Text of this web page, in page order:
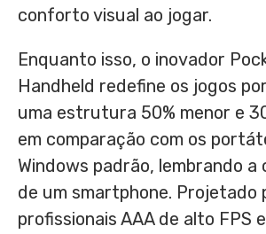
conforto visual ao jogar.
Enquanto isso, o inovador
Handheld redefine os jogos
uma estrutura 50% menor e
em comparação com os
Windows padrão, lembrando a
de um smartphone. Projetado
profissionais AAA de alto FPS